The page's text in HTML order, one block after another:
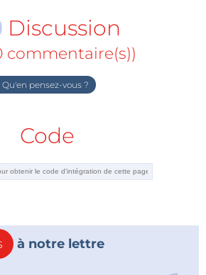
d'intelligence artificielle sont
dans les projets, comme :
neuronal, subsomption,
algorithme génétique,
permet de démarrer
permettent de dépasser les
à garder à portée de main.
Discussion
commentaire(s))
Qu'en pensez-vous ?
Code
à notre lettre